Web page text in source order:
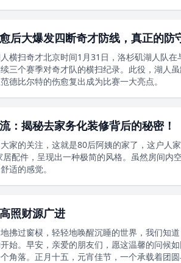
后大爆发四断奇才防线，真正的防
横扫奇才北京时间1月31日，洛杉矶湖人队在
三个赛季对奇才队的横扫纪录。此役，湖人
德比尔特的伤愈复出成为比赛一大亮点。
：揭秘去家务化装修背后的秘密！
家的关注，这就是80后阿姨的家了，这户人
配件，呈现出一种极简的风格。虽然房间内
适的感觉。
照财源广进
拂过窗棂，轻轻地唤醒沉睡的世界，我们知
始。早安，亲爱的朋友们，愿这温馨的问候
角落。正月十五，元宵佳节，一个承载着团圆